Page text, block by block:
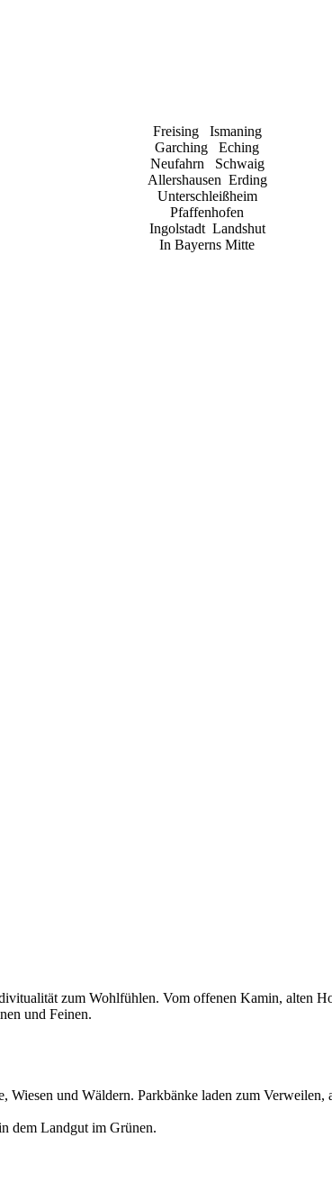
Freising Ismaning
Garching Eching
Neufahrn Schwaig
Allershausen Erding
Unterschleißheim
Pfaffenhofen
Ingolstadt Landshut
In Bayerns Mitte
zum Wohlfühlen. Vom offenen Kamin, alten
und Feinen.
und Wäldern. Parkbänke laden zum Verweilen,
dem Landgut im Grünen.